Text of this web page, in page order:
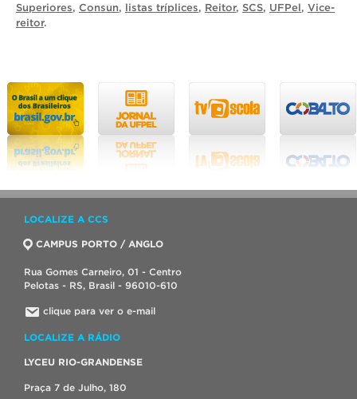
Superiores, Consun, listas tríplices, Reitor, SCS, UFPel, Vice-
reitor.
LOCALIZE A CCS
CAMPUS PORTO / ANGLO
Rua Gomes Carneiro, 01 - Centro
Pelotas - RS, Brasil - 96010-610
clique para ver o e-mail
LOCALIZE A RÁDIO
LYCEU RIO-GRANDENSE
Praça 7 de Julho, 180